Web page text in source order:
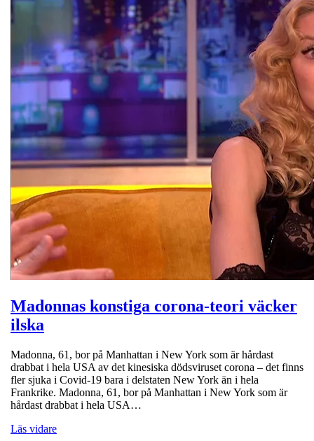
Madonnas konstiga corona-teori väcker
ilska
Madonna, 61, bor på Manhattan i New York som är hårdast
drabbat i hela USA av det kinesiska dödsviruset corona – det finns
fler sjuka i Covid-19 bara i delstaten New York än i hela
Frankrike. Madonna, 61, bor på Manhattan i New York som är
hårdast drabbat i hela USA…
Läs vidare